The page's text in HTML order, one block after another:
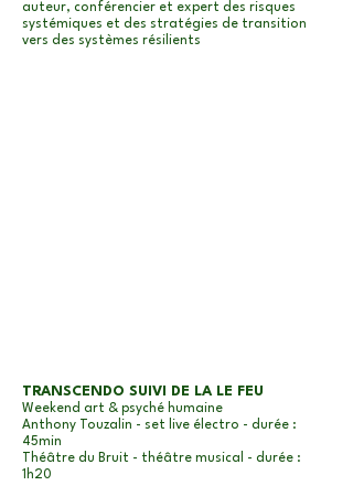
auteur, conférencier et expert des risques
systémiques et des stratégies de transition
vers des systèmes résilients
TRANSCENDO SUIVI DE LA LE FEU
Weekend art & psyché humaine
Anthony Touzalin - set live électro - durée :
45min
Théâtre du Bruit - théâtre musical - durée :
1h20